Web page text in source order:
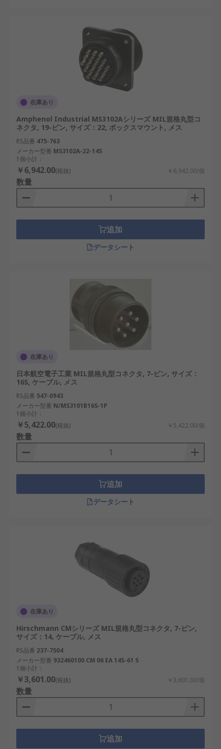
在庫あり
Amphenol Industrial MS3102Aシリーズ MIL規格丸型コ
ネクタ, 19-ピン, サイズ：22, ボックスマウント, メス
RS品番 475-763
メーカー型番 MS3102A-22-14S
1個小計：
￥6,942.00(税抜) ￥6,942.00/個
数量
追加
データシート
在庫あり
日本航空電子工業 MIL規格丸型コネクタ, 7-ピン, サイズ：
16S, ケーブル, メス
RS品番 547-0943
メーカー型番 N/MS3101B16S-1P
1個小計：
￥5,422.00(税抜) ￥5,422.00/個
数量
追加
データシート
在庫あり
Hirschmann CMシリーズ MIL規格丸型コネクタ, 7-ピン,
サイズ：14, ケーブル, メス
RS品番 237-7504
メーカー型番 932460100 CM 06 EA 14S-61 S
1個小計：
￥3,601.00(税抜) ￥3,601.00/個
数量
追加